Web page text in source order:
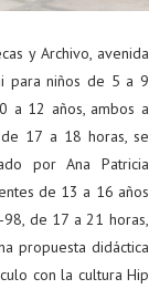
y Archivo, avenida
para niños de 5 a 9
a 12 años, ambos a
17 a 18 horas, se
por Ana Patricia
de 13 a 16 años
98, de 17 a 21 horas,
propuesta didáctica
con la cultura Hip